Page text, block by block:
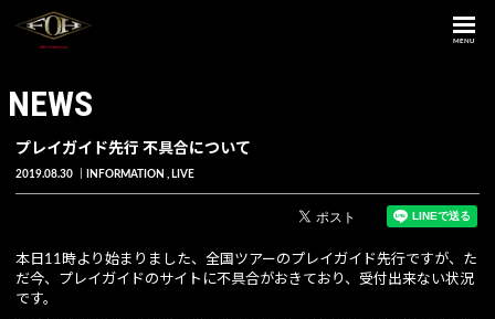
MENU
NEWS
プレイガイド先行 不具合について
2019.08.30 INFORMATION LIVE
本日11時より始まりました、全国ツアーのプレイガイド先行ですが、た
だ今、プレイガイドのサイトに不具合がおきており、受付出来ない状況
です。